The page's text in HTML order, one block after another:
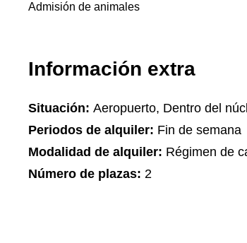
Admisión de animales
Información extra
Situación: Aeropuerto, Dentro del
Periodos de alquiler: Fin de semana
Modalidad de alquiler: Régimen de
Número de plazas: 2